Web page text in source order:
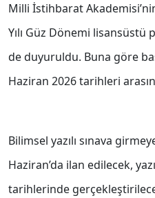
Milli İstihbarat
Yılı Güz Dönemi
de duyuruldu. Buna göre
Haziran 2026 tarihleri
Bilimsel yazılı sınava
Haziran’da ilan edilecek,
tarihlerinde